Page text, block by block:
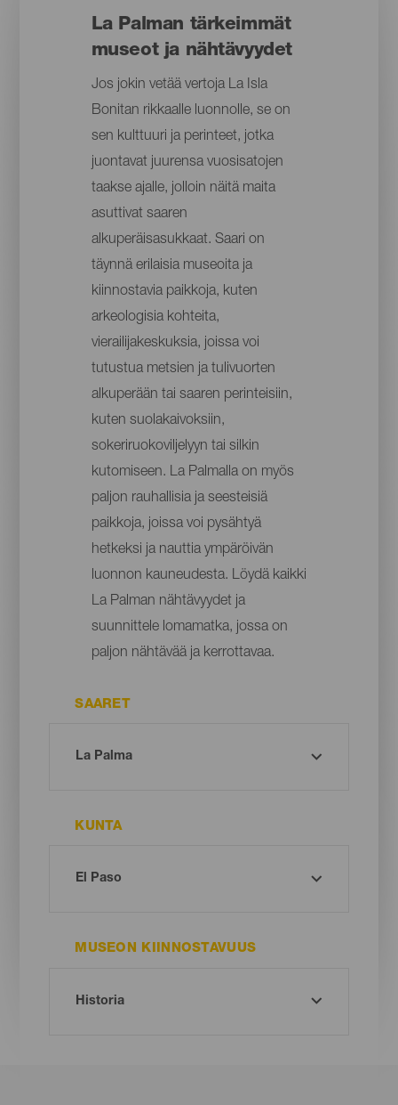
La Palman tärkeimmät
museot ja nähtävyydet
Jos jokin vetää vertoja La Isla
Bonitan rikkaalle luonnolle, se on
sen kulttuuri ja perinteet, jotka
juontavat juurensa vuosisatojen
taakse ajalle, jolloin näitä maita
asuttivat saaren
alkuperäisasukkaat. Saari on
täynnä erilaisia museoita ja
kiinnostavia paikkoja, kuten
arkeologisia kohteita,
vierailijakeskuksia, joissa voi
tutustua metsien ja tulivuorten
alkuperään tai saaren perinteisiin,
kuten suolakaivoksiin,
sokeriruokoviljelyyn tai silkin
kutomiseen. La Palmalla on myös
paljon rauhallisia ja seesteisiä
paikkoja, joissa voi pysähtyä
hetkeksi ja nauttia ympäröivän
luonnon kauneudesta. Löydä kaikki
La Palman nähtävyydet ja
suunnittele lomamatka, jossa on
paljon nähtävää ja kerrottavaa.
SAARET
KUNTA
MUSEON KIINNOSTAVUUS